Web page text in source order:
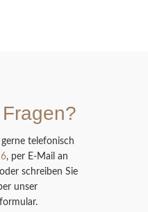
telefonisch
, per E-Mail an
oder schreiben Sie
unser